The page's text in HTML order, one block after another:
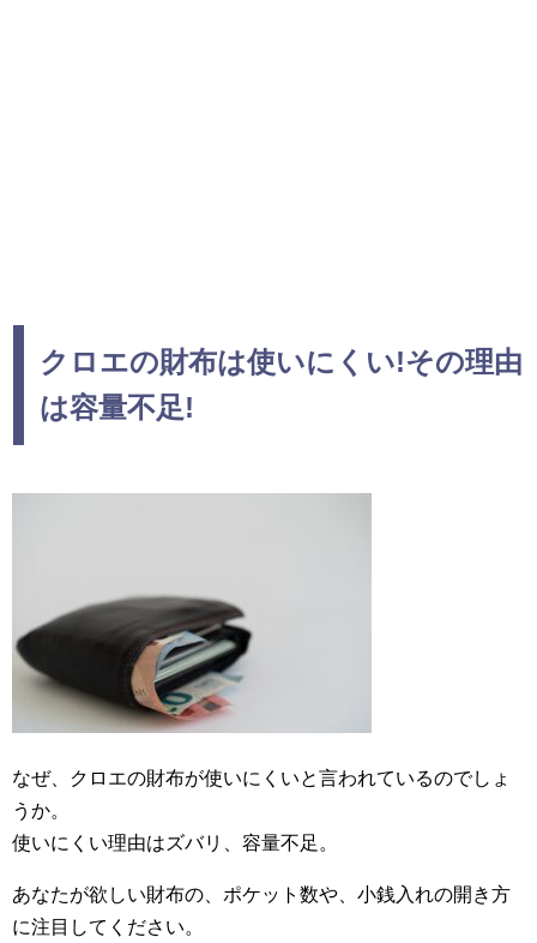
クロエの財布は使いにくい!その理由
は容量不足!
なぜ、クロエの財布が使いにくいと言われているのでしょ
うか。
使いにくい理由はズバリ、容量不足。
あなたが欲しい財布の、ポケット数や、小銭入れの開き方
に注目してください。